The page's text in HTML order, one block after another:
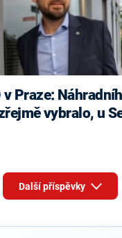
Praze:
vybralo, u
Další příspěvky